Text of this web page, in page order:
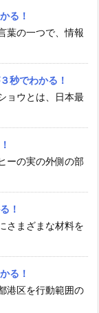
る！
葉の一つで、情報
秒でわかる！
ョウとは、日本最
ーの実の外側の部
！
さまざまな材料を
る！
港区を行動範囲の